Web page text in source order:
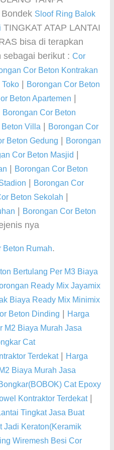
Bondek Sloof Ring Balok
TINGKAT ATAP LANTAI
bisa di terapkan
sebagai berikut : Cor
Cor Beton Kontrakan
Borongan Cor Beton
Beton Apartemen
Borongan Cor Beton
Villa
Borongan Cor
Beton Gedung
Borongan
Cor Beton Masjid
Borongan Cor Beton
Borongan Cor
Beton Sekolah
Borongan Cor Beton
nya
Beton Rumah.
Bertulang Per M3 Biaya
Ready Mix Jayamix
Biaya Ready Mix Minimix
Beton Dinding
Harga
M2 Biaya Murah Jasa
Cat
Terdekat|
Harga
Biaya Murah Jasa
Cat Epoxy
Kontraktor Terdekat|
Tingkat Jasa Buat
Jadi Keraton(Keramik
Wiremesh Besi Cor